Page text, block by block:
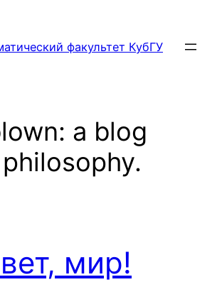
факультет КубГУ
a blog
мир!